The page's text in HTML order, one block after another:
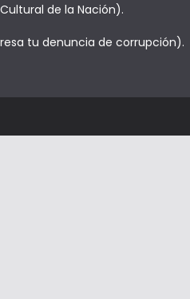
de la Nación).
tu denuncia de corrupción).